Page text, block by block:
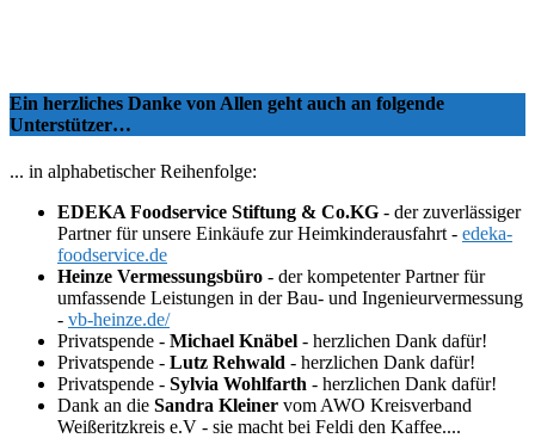
Ein herzliches Danke von Allen geht auch an folgende
Unterstützer…
... in alphabetischer Reihenfolge:
EDEKA Foodservice Stiftung & Co.KG - der zuverlässiger
Partner für unsere Einkäufe zur Heimkinderausfahrt - edeka-
foodservice.de
Heinze Vermessungsbüro - der kompetenter Partner für
umfassende Leistungen in der Bau- und Ingenieurvermessung
- vb-heinze.de/
Privatspende - Michael Knäbel - herzlichen Dank dafür!
Privatspende - Lutz Rehwald - herzlichen Dank dafür!
Privatspende - Sylvia Wohlfarth - herzlichen Dank dafür!
Dank an die Sandra Kleiner vom AWO Kreisverband
Weißeritzkreis e.V - sie macht bei Feldi den Kaffee....